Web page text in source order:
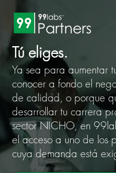
Tú eliges.
Ya sea para aumentar
conocer a fondo el
de calidad, o porque
desarrollar tu carrera
sector NICHO, en
el acceso a uno de los
cuya demanda está